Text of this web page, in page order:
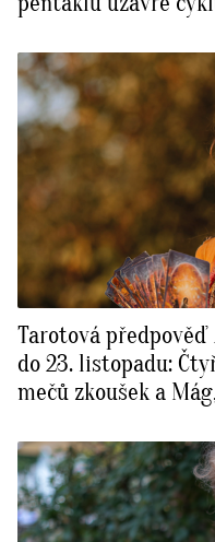
Tarotová předpověď
do 23. listopadu:
mečů zkoušek a